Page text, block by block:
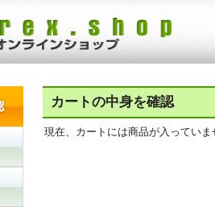
カートの中身を確認
現在、カートには商品が入っていま